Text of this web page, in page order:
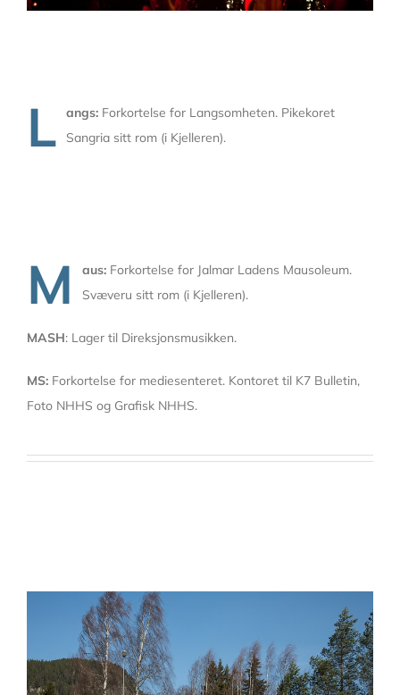
L angs: Forkortelse for Langsomheten. Pikekoret
Sangria sitt rom (i Kjelleren).
M aus: Forkortelse for Jalmar Ladens Mausoleum.
Svæveru sitt rom (i Kjelleren).
MASH: Lager til Direksjonsmusikken.
MS: Forkortelse for mediesenteret. Kontoret til K7 Bulletin,
Foto NHHS og Grafisk NHHS.